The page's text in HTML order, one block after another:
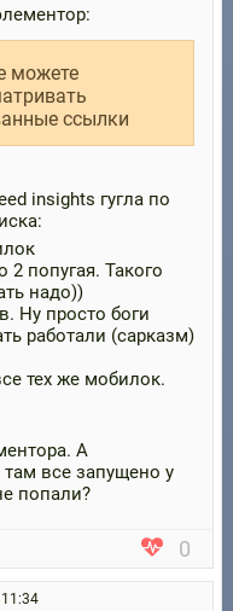
можете
ссылки
insights гугла по
2 попугая. Такого
надо))
Ну просто боги
работали (сарказм)
тех же мобилок.
А
там все запущено у
попали?
0
11:34